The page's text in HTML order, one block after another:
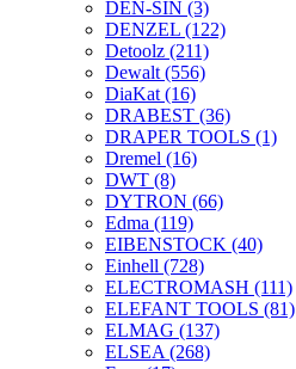
DEN-SIN (3)
DENZEL (122)
Detoolz (211)
Dewalt (556)
DiaKat (16)
DRABEST (36)
DRAPER TOOLS (1)
Dremel (16)
DWT (8)
DYTRON (66)
Edma (119)
EIBENSTOCK (40)
Einhell (728)
ELECTROMASH (111)
ELEFANT TOOLS (81)
ELMAG (137)
ELSEA (268)